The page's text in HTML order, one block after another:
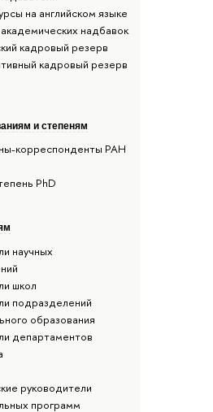
на английском языке
надбавок
кадровый резерв
кадровый резерв
и степеням
корреспонденты РАН
PhD
научных
школ
подразделений
образования
департаментов
руководители
программ